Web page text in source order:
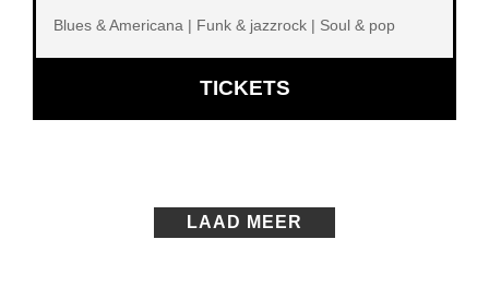
Blues & Americana | Funk & jazzrock | Soul & pop
TICKETSOPENT
IN
LAAD MEER